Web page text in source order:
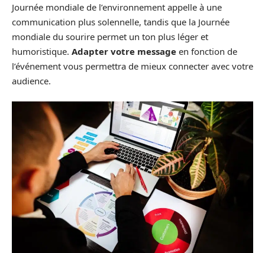
Journée mondiale de l’environnement appelle à une
communication plus solennelle, tandis que la Journée
mondiale du sourire permet un ton plus léger et
humoristique. Adapter votre message en fonction de
l’événement vous permettra de mieux connecter avec votre
audience.